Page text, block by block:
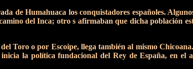
de Humahuaca los conquistadores españoles.
del Inca; otro s afirmaban que dicha población
Toro o por Escoipe, llega también al mismo
la política fundacional del Rey de España, en el